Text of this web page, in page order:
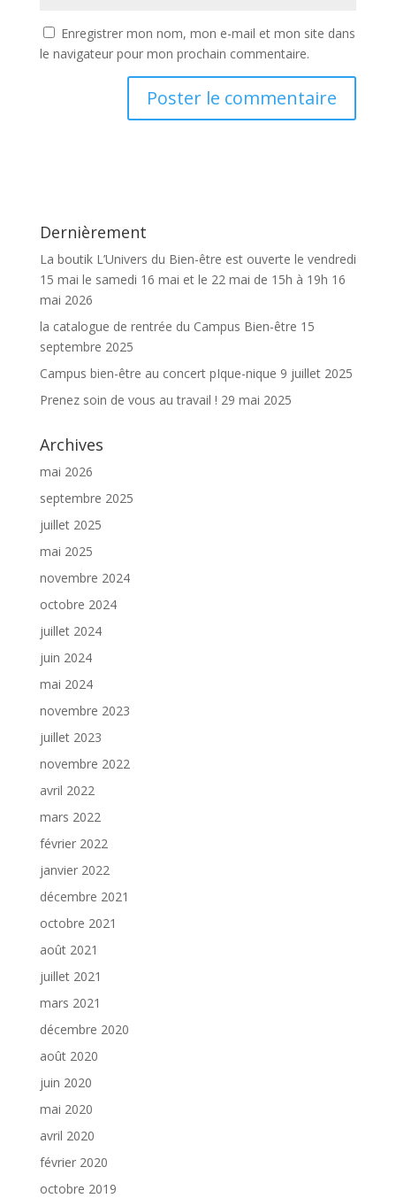
Enregistrer mon nom, mon e-mail et mon site dans
le navigateur pour mon prochain commentaire.
Dernièrement
La boutik L’Univers du Bien-être est ouverte le vendredi
15 mai le samedi 16 mai et le 22 mai de 15h à 19h 16
mai 2026
la catalogue de rentrée du Campus Bien-être 15
septembre 2025
Campus bien-être au concert pIque-nique 9 juillet 2025
Prenez soin de vous au travail ! 29 mai 2025
Archives
mai 2026
septembre 2025
juillet 2025
mai 2025
novembre 2024
octobre 2024
juillet 2024
juin 2024
mai 2024
novembre 2023
juillet 2023
novembre 2022
avril 2022
mars 2022
février 2022
janvier 2022
décembre 2021
octobre 2021
août 2021
juillet 2021
mars 2021
décembre 2020
août 2020
juin 2020
mai 2020
avril 2020
février 2020
octobre 2019